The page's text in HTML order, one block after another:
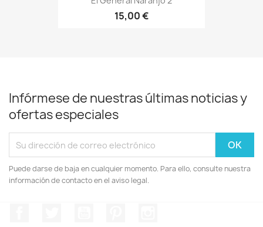
15,00 €
Infórmese de nuestras últimas noticias y
ofertas especiales
Puede darse de baja en cualquier momento. Para ello, consulte nuestra
información de contacto en el aviso legal.